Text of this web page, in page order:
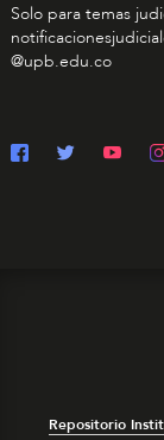
Solo para temas
@upb.edu.co
Repositorio